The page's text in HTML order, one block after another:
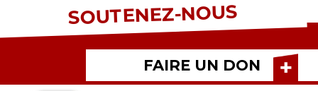
SOUTENEZ-NOUS
FAIRE UN DON